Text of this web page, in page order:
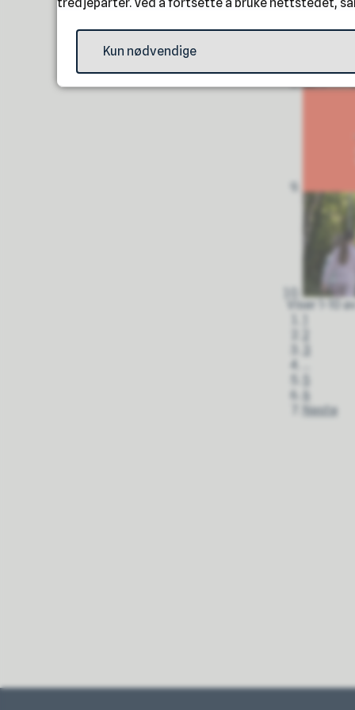
Viser1-10 av
6
Neste
Kun nødvendige